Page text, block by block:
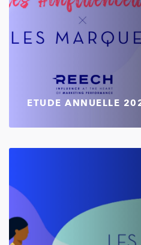
ETUDE ANNUELLE